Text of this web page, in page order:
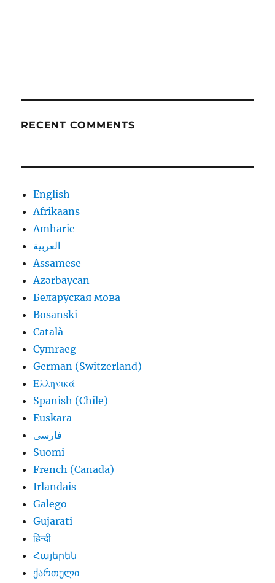
RECENT COMMENTS
English
Afrikaans
Amharic
العربية
Assamese
Azərbaycan
Беларуская мова
Bosanski
Català
Cymraeg
German (Switzerland)
Ελληνικά
Spanish (Chile)
Euskara
فارسی
Suomi
French (Canada)
Irlandais
Galego
Gujarati
हिन्दी
Հայերեն
ქართული